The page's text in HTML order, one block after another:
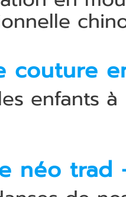
couture
enfants
néo